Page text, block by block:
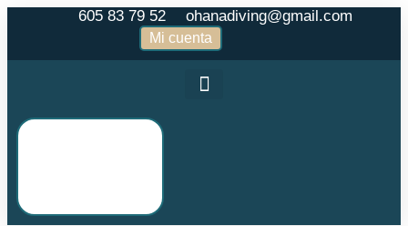
605 83 79 52 ohanadiving@gmail.com
Mi cuenta